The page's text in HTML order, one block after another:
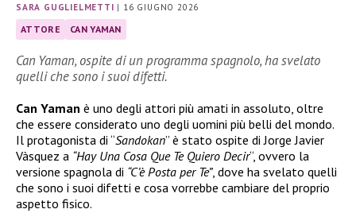
SARA GUGLIELMETTI | 16 GIUGNO 2026
ATTORE CAN YAMAN
Can Yaman, ospite di un programma spagnolo, ha svelato
quelli che sono i suoi difetti.
Can Yaman è uno degli attori più amati in assoluto, oltre
che essere considerato uno degli uomini più belli del mondo.
Il protagonista di “Sandokan” è stato ospite di Jorge Javier
Vàsquez a “Hay Una Cosa Que Te Quiero Decir“, ovvero la
versione spagnola di “C’è Posta per Te”, dove ha svelato quelli
che sono i suoi difetti e cosa vorrebbe cambiare del proprio
aspetto fisico.